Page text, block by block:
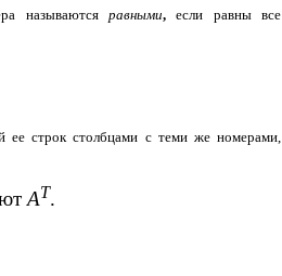
называютсяравными, если равны все
ее строк столбцами с теми же номерами,
АТ.